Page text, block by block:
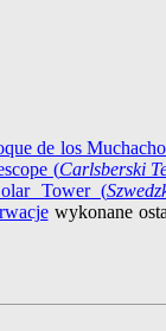
de los
(Carlsberski
Tower (
wykonane